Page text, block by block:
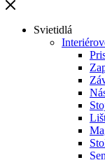
Svietidlá